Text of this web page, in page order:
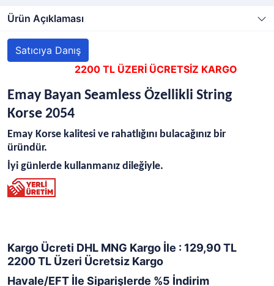
Ürün Açıklaması
Satıcıya Danış
2200 TL ÜZERİ ÜCRETSİZ KARGO
Emay Bayan Seamless Özellikli String
Korse 2054
Emay Korse kalitesi ve rahatlığını bulacağınız bir
üründür.
İyi günlerde kullanmanız dileğiyle.
Kargo Ücreti DHL MNG Kargo İle : 129,90 TL
2200 TL Üzeri Ücretsiz Kargo
Havale/EFT İle Siparişlerde %5 İndirim